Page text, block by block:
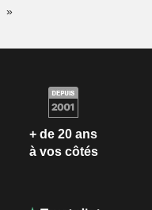
+ de 20 ans
à vos côtés